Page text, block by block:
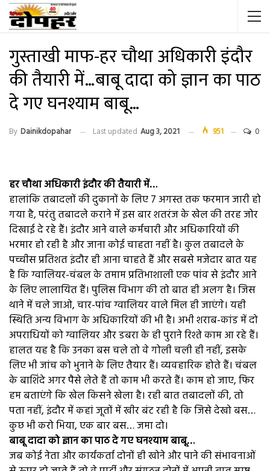
गुस्ताखी माफ-हर चौथा अधिकारी इंदौर
की तैयारी में…बाबू दादा को ज्ञान का पाठ
दे गए घनश्याम बाबू…
By Dainikdopahar Last updated Aug 3, 2021 951 0
हर चौथा अधिकारी इंदौर की तैयारी में…
हालांकि तबादलों की दुकानों के लिए 7 अगस्त तक फरमान जारी हो
गया है, परंतु तबादले कराने में इस बार शतरंज के खेल की तरह जोर
दिखाई दे रहे हैं। इंदौर आने वाले कर्मचारी और अधिकारियों की
भरमार हो रही है और जाना कोई चाहता नहीं है। कुल तबादले के
पच्चीस प्रतिशत इंदौर ही आना चाहते हैं और सबसे मजेदार बात यह
है कि ग्वालियर-चंबल के तमाम प्रतिभाशाली एक पांव से इंदौर आने
के लिए लालायित हैं। पुलिस विभाग की तो बात ही अलग है। जिस
थाने में चले जाओ, चार-पांच ग्वालियर वाले मिल ही जाएंगे। यही
स्थिति अन्य विभाग के अधिकारियों की भी है। अभी शराब-कांड में दो
अपराधियों को ग्वालियर और डबरा के ही पुराने रिश्ते काम आ रहे हैं।
हालत यह है कि उनका बस चले तो वे गोली चली ही नहीं, इसके
लिए भी जांच को भुनाने के लिए तैयार हैं। व्यवहारिक होते हैं। चंबल
के बाशिंदे अगर पैसे लेते हैं तो काम भी करते हैं। काम हो जाए, फिर
हम बताएंगे कि खेल किसने खेला है। रही बात तबादलों की, तो
पता नहीं, इंदौर में कहां जूतों में खीर बंट रही है कि जिसे देखो बस…
कुछ भी करो भिया, एक बार बस… जमा दो।
बाबू दादा को ज्ञान का पाठ दे गए घनश्याम बाबू…
जब कोई नेता और कार्यकर्ता दोनों ही खोने और पाने की संभावनाओं